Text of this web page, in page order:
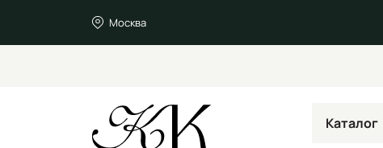
Москва
Каталог